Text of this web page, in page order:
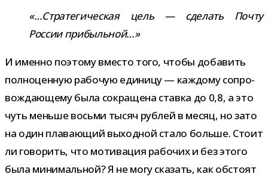
«…Стратегическая цель — сде­лать Почту
России прибыльной…»
И именно поэтому вме­сто того, чтобы доба­вить
пол­но­цен­ную рабо­чую еди­ницу — каж­дому сопро­
вож­да­ю­щему была сокра­щена ставка до 0,8, а это
чуть меньше восьми тысяч руб­лей в месяц, но зато
на один пла­ва­ю­щий выход­ной стало больше. Стоит
ли гово­рить, что моти­ва­ция рабо­чих и без этого
была мини­маль­ной? Я не могу ска­зать, как обстоят